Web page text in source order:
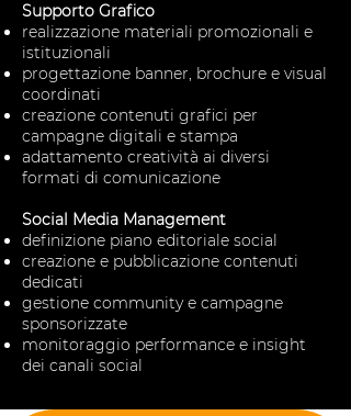
Supporto Grafico
realizzazione materiali promozionali e
istituzionali
progettazione banner, brochure e visual
coordinati
creazione contenuti grafici per
campagne digitali e stampa
adattamento creatività ai diversi
formati di comunicazione
Social Media Management
definizione piano editoriale social
creazione e pubblicazione contenuti
dedicati
gestione community e campagne
sponsorizzate
monitoraggio performance e insight
dei canali social